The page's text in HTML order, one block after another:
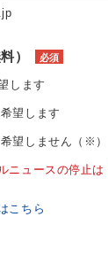
） 必須
します
望します
望しません（※）
ニュースの停止
こちら